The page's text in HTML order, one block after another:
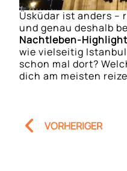
Üsküdar ist anders –
und genau deshalb
Nachtleben-
wie vielseitig
schon mal dort?
dich am meisten
Prev
VORHERIGER